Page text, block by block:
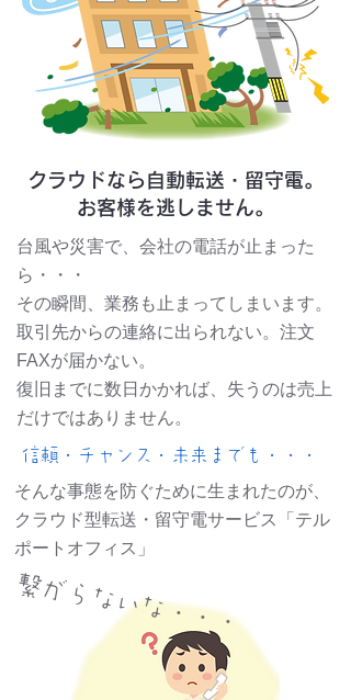
クラウドなら自動転送・留守電。
お客様を逃しません。
台風や災害で、会社の電話が止まった
ら・・・
その瞬間、業務も止まってしまいます。
取引先からの連絡に出られない。注文
FAXが届かない。
復旧までに数日かかれば、失うのは売上
だけではありません。
信頼・チャンス・未来までも・・・
そんな事態を防ぐために生まれたのが、
クラウド型転送・留守電サービス「テル
ポートオフィス」
繋がらないな・・・